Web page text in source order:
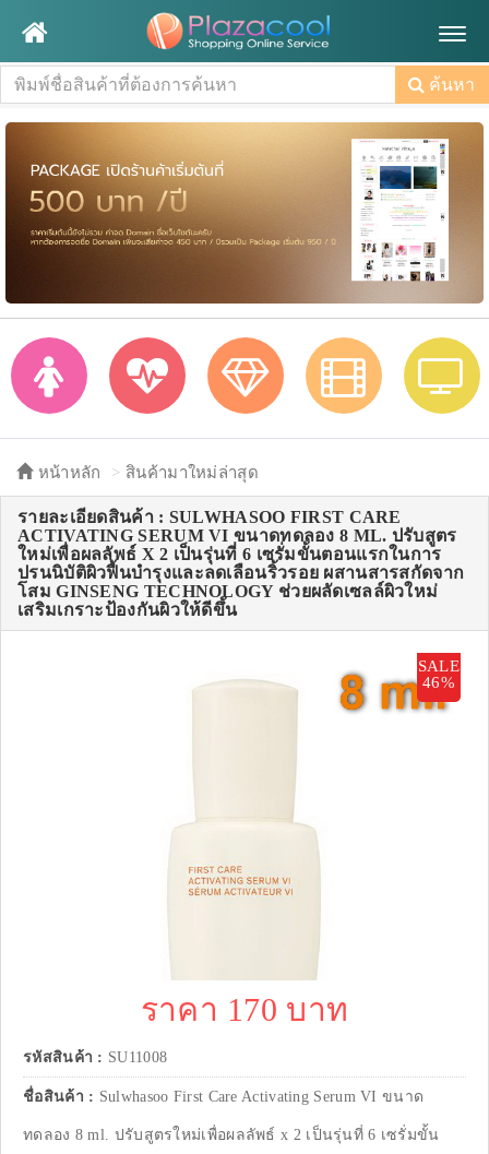
ค้นหา
หน้าหลัก สินค้ามาใหม่ล่าสุด
รายละเอียดสินค้า : SULWHASOO FIRST CARE
ACTIVATING SERUM VI ขนาดทดลอง 8 ML. ปรับสูตร
ใหม่เพื่อผลลัพธ์ X 2 เป็นรุ่นที่ 6 เซรั่มขั้นตอนแรกในการ
ปรนนิบัติผิวฟื้นบำรุงและลดเลือนริ้วรอย ผสานสารสกัดจาก
โสม GINSENG TECHNOLOGY ช่วยผลัดเซลล์ผิวใหม่
เสริมเกราะป้องกันผิวให้ดีขึ้น
SALE
46%
ราคา 170 บาท
รหัสสินค้า : SU11008
ชื่อสินค้า : Sulwhasoo First Care Activating Serum VI ขนาด
ทดลอง 8 ml. ปรับสูตรใหม่เพื่อผลลัพธ์ x 2 เป็นรุ่นที่ 6 เซรั่มขั้น